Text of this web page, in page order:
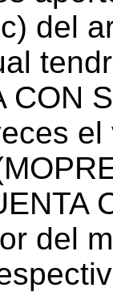
del
CON
del